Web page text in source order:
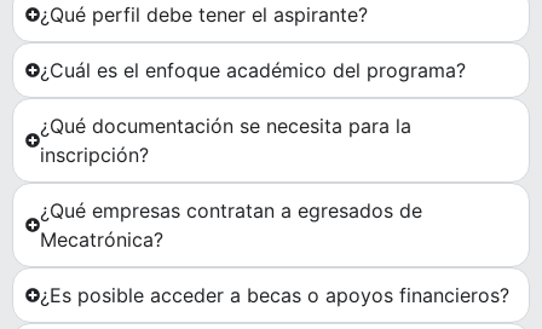
¿Qué perfil debe tener el aspirante?
¿Cuál es el enfoque académico del programa?
¿Qué documentación se necesita para la
inscripción?
¿Qué empresas contratan a egresados de
Mecatrónica?
¿Es posible acceder a becas o apoyos financieros?